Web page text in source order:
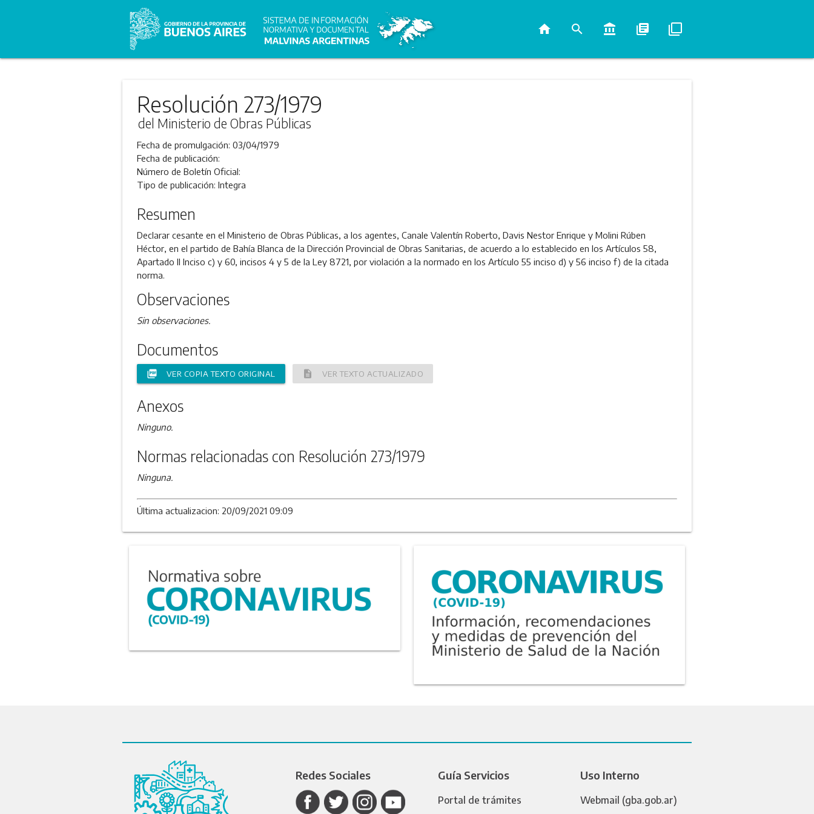
home search account_balance library_books filter_none
Resolución 273/1979
del Ministerio de Obras Públicas
Fecha de promulgación: 03/04/1979
Fecha de publicación:
Número de Boletín Oficial:
Tipo de publicación: Integra
Resumen
Declarar cesante en el Ministerio de Obras Públicas, a los agentes, Canale Valentín Roberto, Davis Nestor Enrique y Molini Rúben
Héctor, en el partido de Bahía Blanca de la Dirección Provincial de Obras Sanitarias, de acuerdo a lo establecido en los Artículos 58,
Apartado II Inciso c) y 60, incisos 4 y 5 de la Ley 8721, por violación a la normado en los Artículo 55 inciso d) y 56 inciso f) de la citada
norma.
Observaciones
Sin observaciones.
Documentos
picture_as_pdf VER COPIA TEXTO ORIGINAL description VER TEXTO ACTUALIZADO
Anexos
Ninguno.
Normas relacionadas con Resolución 273/1979
Ninguna.
Última actualizacion: 20/09/2021 09:09
Redes Sociales Guía Servicios
Portal de trámites
Uso Interno
Webmail (gba.gob.ar)